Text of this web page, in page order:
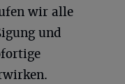
wir alle
und